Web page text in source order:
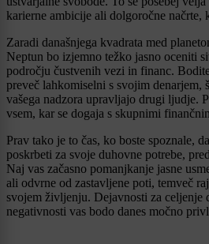
karierne ambicije ali dolgoročne načrte,
Zaradi današnjega kvadrata med
Neptun bo izjemno težko jasno oceniti
področju čustvenih vezi in financ.
preveč lahkomiselni s svojim denarjem,
vašega nadzora upravljajo drugi ljudje.
vsem, kar se dogaja s skupnimi
Prav tako je to čas, ko boste spoznale,
poskrbeti za svoje duhovne potrebe,
Naj vas začasno pomanjkanje jasne
ali odvrne od zastavljene poti, temveč
svojem življenju. Dejavnosti za celjenje
negativnosti vas bodo danes močno